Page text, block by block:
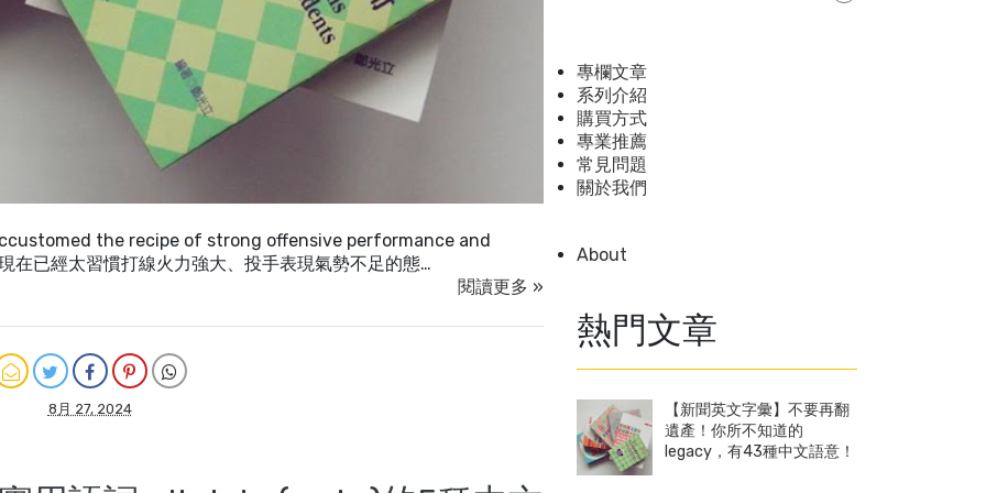
the recipe of strong offensive performance and
已經太習慣打線火力強大、投手表現氣勢不足的態…
閱讀更多 »
8月 27, 2024
專欄文章
系列介紹
購買方式
專業推薦
常見問題
關於我們
About
熱門文章
【新聞英文字彙】不要再翻
遺產！你所不知道的
legacy，有43種中文語意！